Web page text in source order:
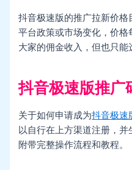
抖音极速版的推广拉新价
平台政策或市场变化，价
大家的佣金收入，但也只能
抖音极速版推广
关于如何申请成为抖音极速
以自行在上方渠道注册，
附带完整操作流程和教程。